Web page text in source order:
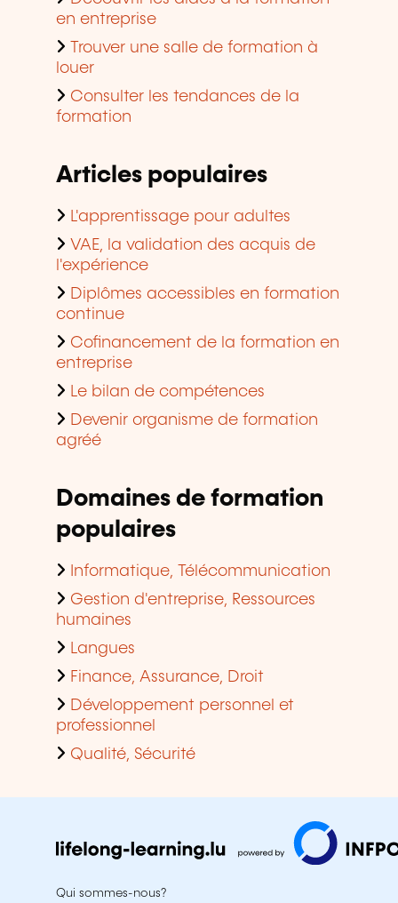
en entreprise
Trouver une salle de formation à
louer
Consulter les tendances de la
formation
Articles populaires
L'apprentissage pour adultes
VAE, la validation des acquis de
l'expérience
Diplômes accessibles en formation
continue
Cofinancement de la formation en
entreprise
Le bilan de compétences
Devenir organisme de formation
agréé
Domaines de formation
populaires
Informatique, Télécommunication
Gestion d'entreprise, Ressources
humaines
Langues
Finance, Assurance, Droit
Développement personnel et
professionnel
Qualité, Sécurité
Qui sommes-nous?